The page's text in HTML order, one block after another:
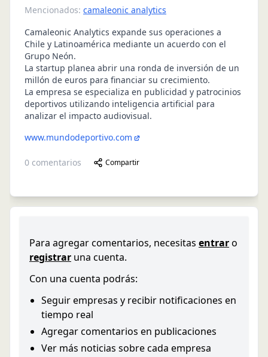
Mencionados: camaleonic analytics
Camaleonic Analytics expande sus operaciones a
Chile y Latinoamérica mediante un acuerdo con el
Grupo Neón.
La startup planea abrir una ronda de inversión de un
millón de euros para financiar su crecimiento.
La empresa se especializa en publicidad y patrocinios
deportivos utilizando inteligencia artificial para
analizar el impacto audiovisual.
www.mundodeportivo.com
0 comentarios Compartir
Para agregar comentarios, necesitas entraro
registrar una cuenta.
Con una cuenta podrás:
Seguir empresas y recibir notificaciones en
tiempo real
Agregar comentarios en publicaciones
Ver más noticias sobre cada empresa